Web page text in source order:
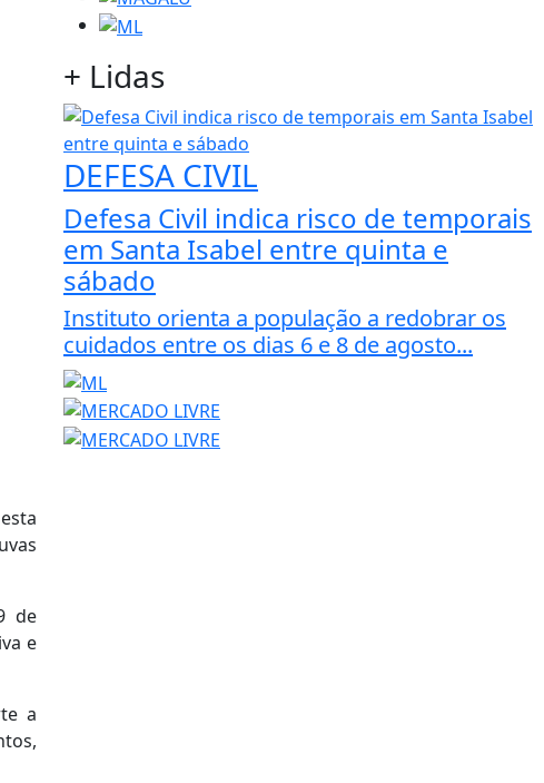
de
e
a
+ Lidas
DEFESA CIVIL
Defesa Civil indica risco de temporais
em Santa Isabel entre quinta e
sábado
Instituto orienta a população a redobrar os
cuidados entre os dias 6 e 8 de agosto...